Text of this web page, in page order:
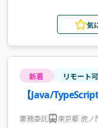
気
新着 リモート可
【Java/
業務委託 東京都 虎ノ